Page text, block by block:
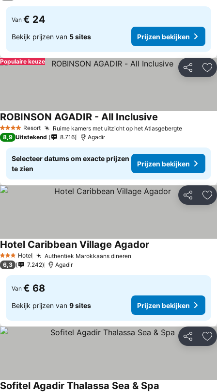
Van € 24
Bekijk prijzen van 5 sites Prijzen bekijken
Delen
Populaire keuze
4 SterrenResort Ruime kamers met uitzicht op het Atlasgebergte
ROBINSON AGADIR - All Inclusive
8,9 Uitstekend 8.716 Agadir
Selecteer datums om exacte prijzen
te zien
Prijzen bekijken
Delen
3 SterrenHotel Authentiek Marokkaans dineren
Hotel Caribbean Village Agador
6,3 7.242 Agadir
Van € 68
Bekijk prijzen van 9 sites Prijzen bekijken
Delen
Sofitel Agadir Thalassa Sea & Spa